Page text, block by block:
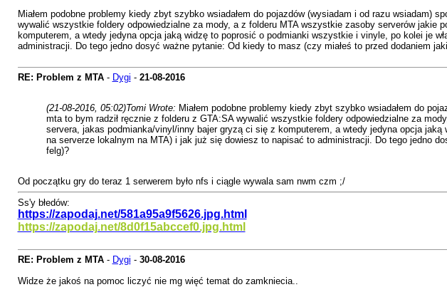
Miałem podobne problemy kiedy zbyt szybko wsiadałem do pojazdów (wysiadam i od razu wsiadam)
wywalić wszystkie foldery odpowiedzialne za mody, a z folderu MTA wszystkie zasoby serverów
komputerem, a wtedy jedyna opcja jaką widzę to poprosić o podmianki wszystkie i vinyle, po kolei je
administracji. Do tego jedno dosyć ważne pytanie: Od kiedy to masz (czy miałeś to przed dodaniem
RE: Problem z MTA- Dygi - 21-08-2016
(21-08-2016, 05:02)Tomi Wrote: Miałem podobne problemy kiedy zbyt szybko wsiadałem do
mta to bym radził ręcznie z folderu z GTA:SA wywalić wszystkie foldery odpowiedzialne za
servera, jakas podmianka/vinyl/inny bajer gryzą ci się z komputerem, a wtedy jedyna opcja
na serverze lokalnym na MTA) i jak już się dowiesz to napisać to administracji. Do tego jedno
felg)?
Od początku gry do teraz 1 serwerem było nfs i ciągle wywala sam nwm czm ;/
Ss'y błedów:
https://zapodaj.net/581a95a9f5626.jpg.html
https://zapodaj.net/8d0f15abccef0.jpg.html
RE: Problem z MTA- Dygi - 30-08-2016
Widze że jakoś na pomoc liczyć nie mg więć temat do zamkniecia..